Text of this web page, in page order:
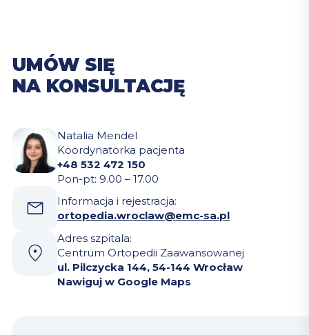
UMÓW SIĘ
NA KONSULTACJĘ
Natalia Mendel
Koordynatorka pacjenta
+48 532 472 150
Pon-pt: 9.00 – 17.00
Informacja i rejestracja:
ortopedia.wroclaw@emc-sa.pl
Adres szpitala:
Centrum Ortopedii Zaawansowanej
ul. Pilczycka 144, 54-144 Wrocław
Nawiguj w Google Maps